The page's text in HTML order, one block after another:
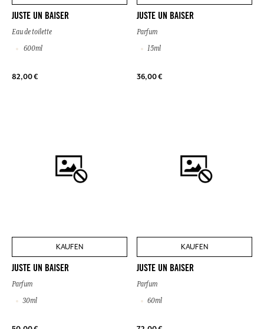
JUSTE UN BAISER
Eau de toilette
600ml
82,00 €
JUSTE UN BAISER
Parfum
15ml
36,00 €
KAUFEN
JUSTE UN BAISER
Parfum
30ml
KAUFEN
JUSTE UN BAISER
Parfum
60ml